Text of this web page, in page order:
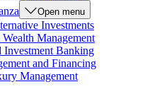
Open menu
Investments
Management
Investment Banking
and Financing
Management